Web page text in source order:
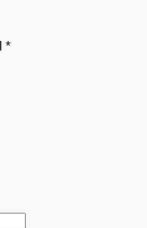
*Wymagane